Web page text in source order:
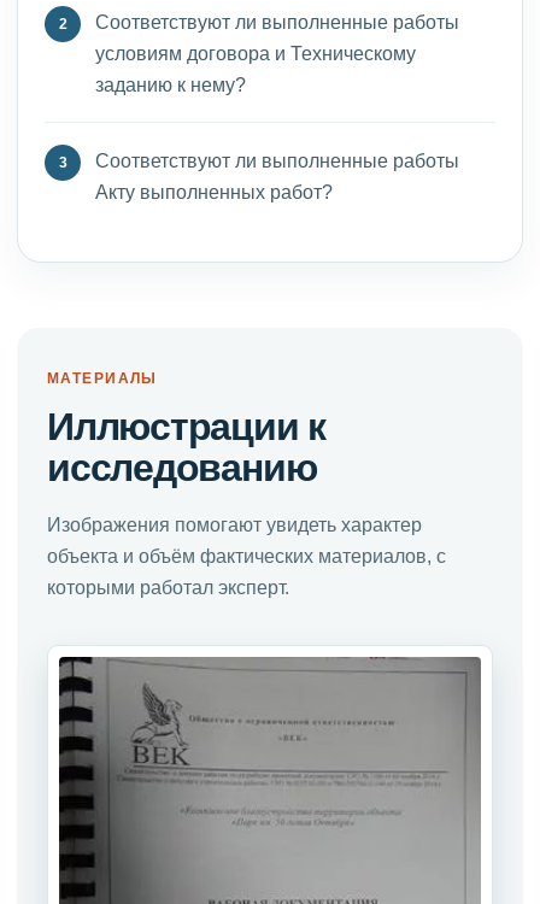
Соответствуют ли выполненные работы
условиям договора и Техническому
заданию к нему?
Соответствуют ли выполненные работы
Акту выполненных работ?
МАТЕРИАЛЫ
Иллюстрации к
исследованию
Изображения помогают увидеть характер
объекта и объём фактических материалов, с
которыми работал эксперт.